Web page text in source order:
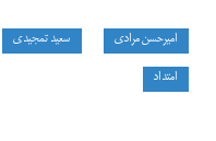
امیرحسن مرادی سعید تمجیدی
امتداد